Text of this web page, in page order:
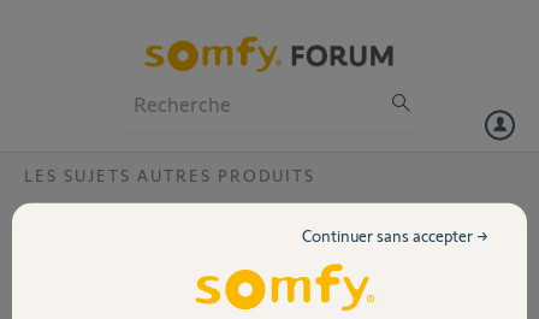
Volet
LES SUJETS AUTRES PRODUITS
Hitachi Programmation via Tahoma
Je viens de m’équiper de 7 groupes Hitachi, le tout commander via
Continuer sans accepter →